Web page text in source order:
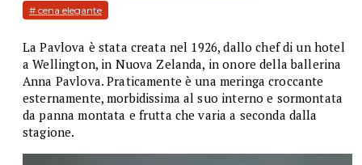
# cena elegante
La Pavlova è stata creata nel 1926, dallo chef di un hotel
a Wellington, in Nuova Zelanda, in onore della ballerina
Anna Pavlova. Praticamente è una meringa croccante
esternamente, morbidissima al suo interno e sormontata
da panna montata e frutta che varia a seconda dalla
stagione.